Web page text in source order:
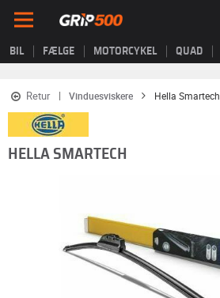
BIL FÆLGE MOTORCYKEL QUAD
Retur Vinduesviskere Hella Smartech
HELLA SMARTECH